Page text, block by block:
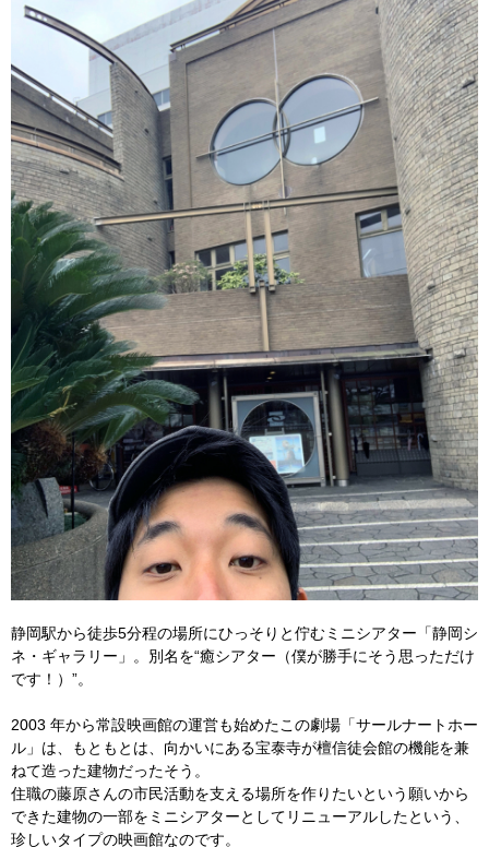
静岡駅から徒歩5分程の場所にひっそりと佇むミニシアター「静岡シ
ネ・ギャラリー」。別名を“癒シアター（僕が勝手にそう思っただけ
です！）”。
2003 年から常設映画館の運営も始めたこの劇場「サールナートホー
ル」は、もともとは、向かいにある宝泰寺が檀信徒会館の機能を兼
ねて造った建物だったそう。
住職の藤原さんの市⺠活動を⽀える場所を作りたいという願いから
できた建物の一部をミニシアターとしてリニューアルしたという、
珍しいタイプの映画館なのです。